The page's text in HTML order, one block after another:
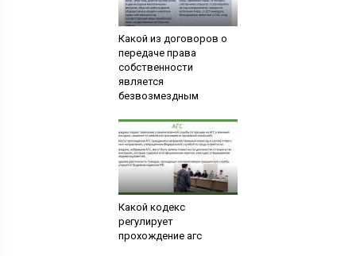
Какой из договоров о
передаче права
собственности
является
безвозмездным
Какой кодекс
регулирует
прохождение агс